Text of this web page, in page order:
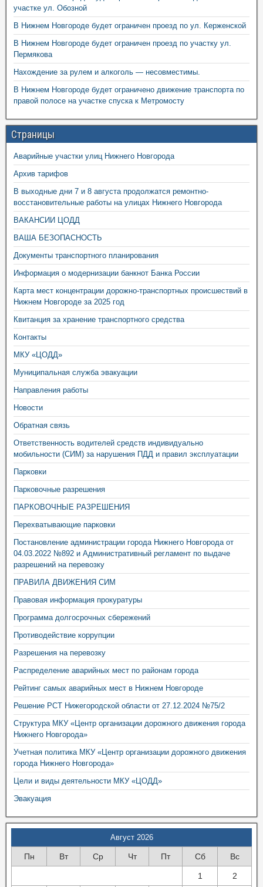
участке ул. Обозной
В Нижнем Новгороде будет ограничен проезд по ул. Керженской
В Нижнем Новгороде будет ограничен проезд по участку ул.
Пермякова
Нахождение за рулем и алкоголь — несовместимы.
В Нижнем Новгороде будет ограничено движение транспорта по
правой полосе на участке спуска к Метромосту
Страницы
Аварийные участки улиц Нижнего Новгорода
Архив тарифов
В выходные дни 7 и 8 августа продолжатся ремонтно-
восстановительные работы на улицах Нижнего Новгорода
ВАКАНСИИ ЦОДД
ВАША БЕЗОПАСНОСТЬ
Документы транспортного планирования
Информация о модернизации банкнот Банка России
Карта мест концентрации дорожно-транспортных происшествий в
Нижнем Новгороде за 2025 год
Квитанция за хранение транспортного средства
Контакты
МКУ «ЦОДД»
Муниципальная служба эвакуации
Направления работы
Новости
Обратная связь
Ответственность водителей средств индивидуально
мобильности (СИМ) за нарушения ПДД и правил эксплуатации
Парковки
Парковочные разрешения
ПАРКОВОЧНЫЕ РАЗРЕШЕНИЯ
Перехватывающие парковки
Постановление администрации города Нижнего Новгорода от
04.03.2022 №892 и Административный регламент по выдаче
разрешений на перевозку
ПРАВИЛА ДВИЖЕНИЯ СИМ
Правовая информация прокуратуры
Программа долгосрочных сбережений
Противодействие коррупции
Разрешения на перевозку
Распределение аварийных мест по районам города
Рейтинг самых аварийных мест в Нижнем Новгороде
Решение РСТ Нижегородской области от 27.12.2024 №75/2
Структура МКУ «Центр организации дорожного движения города
Нижнего Новгорода»
Учетная политика МКУ «Центр организации дорожного движения
города Нижнего Новгорода»
Цели и виды деятельности МКУ «ЦОДД»
Эвакуация
Август 2026
Пн Вт Ср Чт Пт Сб Вс
1 2